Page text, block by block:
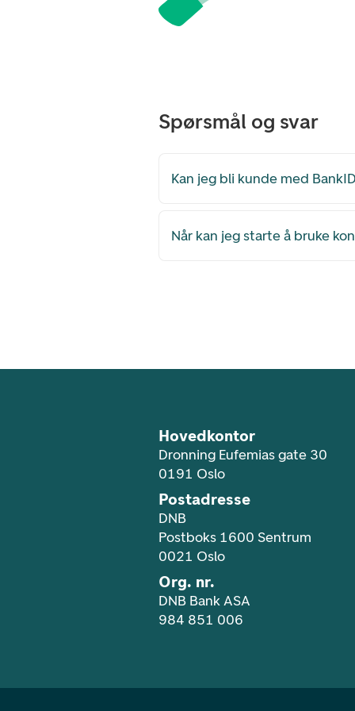
Spørsmål og svar
Kan jeg bli kunde med
Når kan jeg starte å bruke
Hovedkontor
Dronning Eufemias gate 30
0191 Oslo
Postadresse
DNB
Postboks 1600 Sentrum
0021 Oslo
Org. nr.
DNB Bank ASA
984 851 006